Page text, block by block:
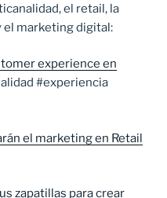
el retail, la
el marketing digital:
experience en
#experiencia
el marketing en Retail
zapatillas para crear